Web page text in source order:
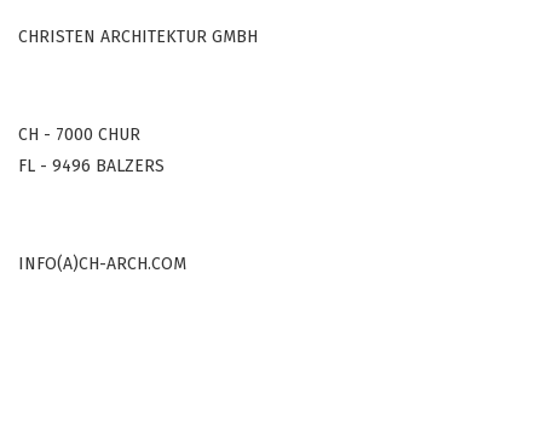
CHRISTEN ARCHITEKTUR GMBH
CH - 7000 CHUR
FL - 9496 BALZERS
INFO(A)CH-ARCH.COM